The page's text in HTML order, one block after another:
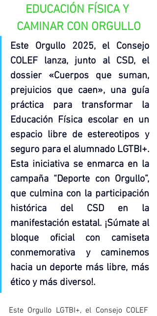
EDUCACIÓN FÍSICA Y
CAMINAR CON ORGULLO
Este Orgullo 2025, el Consejo
COLEF lanza, junto al CSD, el
dossier «Cuerpos que suman,
prejuicios que caen», una guía
práctica para transformar la
Educación Física escolar en un
espacio libre de estereotipos y
seguro para el alumnado LGTBI+.
Esta iniciativa se enmarca en la
campaña “Deporte con Orgullo”,
que culmina con la participación
histórica del CSD en la
manifestación estatal. ¡Súmate al
bloque oficial con camiseta
conmemorativa y caminemos
hacia un deporte más libre, más
ético y más diverso!.
Este Orgullo LGTBI+, el Consejo COLEF